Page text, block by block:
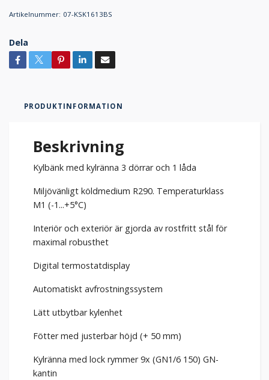
Artikelnummer: 07-KSK1613BS
Dela
PRODUKTINFORMATION
Beskrivning
Kylbänk med kylränna 3 dörrar och 1 låda
Miljövänligt köldmedium R290. Temperaturklass
M1 (-1...+5°C)
Interiör och exteriör är gjorda av rostfritt stål för
maximal robusthet
Digital termostatdisplay
Automatiskt avfrostningssystem
Lätt utbytbar kylenhet
Fötter med justerbar höjd (+ 50 mm)
Kylränna med lock rymmer 9x (GN1/6 150) GN-
kantin